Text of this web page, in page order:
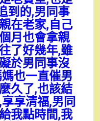
到的,男同事
在老家,自己
月也會拿親
了好幾年,雖
於男同事沒
也一直催男
久了,也該結
享清福,男同
我點時間,我